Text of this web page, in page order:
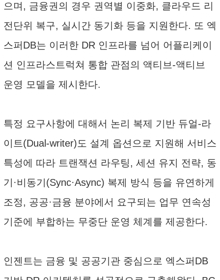
으며, 금융권의 경우 권역별 이중화, 클라우드 리
전단위 복구, 실시간 동기화 등을 지원한다. 또 엑
스퍼DB는 이러한 DR 인프라를 넘어 어플리케이
션 인프라스트럭쳐 통합 관점의 액티브-액티브
운영 모델을 제시한다.
특정 요구사항에 대해서 논리 복제 기반 듀얼-라
이트(Dual-writer)도 설계 옵션으로 지원해 서비스
특성에 따라 트랜잭션 라우팅, 세션 유지 전략, 동
기·비동기(Sync·Async) 복제 방식 등을 유연하게
조정, 공공·금융 분야에서 요구되는 업무 연속성
기준에 부합하는 무중단 운영 체계를 제공한다.
인젠트는 금융 및 공공기관 중심으로 엑스퍼DB